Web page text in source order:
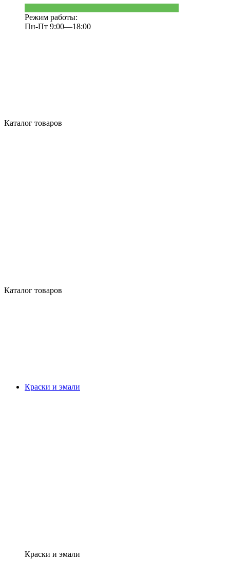
Режим работы:
Пн-Пт 9:00—18:00
Каталог товаров
Каталог товаров
Краски и эмали
Краски и эмали